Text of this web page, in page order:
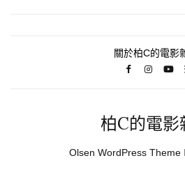
關於柏C的電影
柏C的電影
Olsen WordPress Theme